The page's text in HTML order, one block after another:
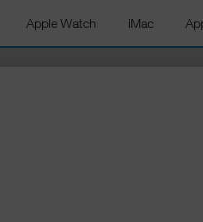
Apple Watch iMac